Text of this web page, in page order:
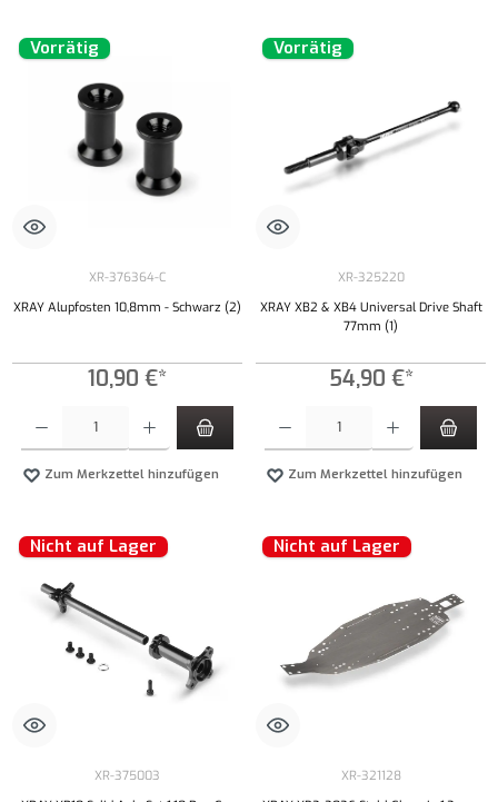
Vorrätig
XR-376364-C
XRAY Alupfosten 10,8mm - Schwarz (2)
10,90 €*
Zum Merkzettel hinzufügen
Vorrätig
XR-325220
XRAY XB2 & XB4 Universal Drive Shaft
77mm (1)
54,90 €*
Zum Merkzettel hinzufügen
Nicht auf Lager
XR-375003
Nicht auf Lager
XR-321128